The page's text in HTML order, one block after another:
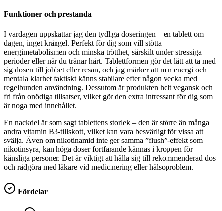
Funktioner och prestanda
I vardagen uppskattar jag den tydliga doseringen – en tablett om
dagen, inget krångel. Perfekt för dig som vill stötta
energimetabolismen och minska trötthet, särskilt under stressiga
perioder eller när du tränar hårt. Tablettformen gör det lätt att ta med
sig dosen till jobbet eller resan, och jag märker att min energi och
mentala klarhet faktiskt känns stabilare efter någon vecka med
regelbunden användning. Dessutom är produkten helt vegansk och
fri från onödiga tillsatser, vilket gör den extra intressant för dig som
är noga med innehållet.
En nackdel är som sagt tablettens storlek – den är större än många
andra vitamin B3-tillskott, vilket kan vara besvärligt för vissa att
svälja. Även om nikotinamid inte ger samma ”flush”-effekt som
nikotinsyra, kan höga doser fortfarande kännas i kroppen för
känsliga personer. Det är viktigt att hålla sig till rekommenderad dos
och rådgöra med läkare vid medicinering eller hälsoproblem.
Fördelar